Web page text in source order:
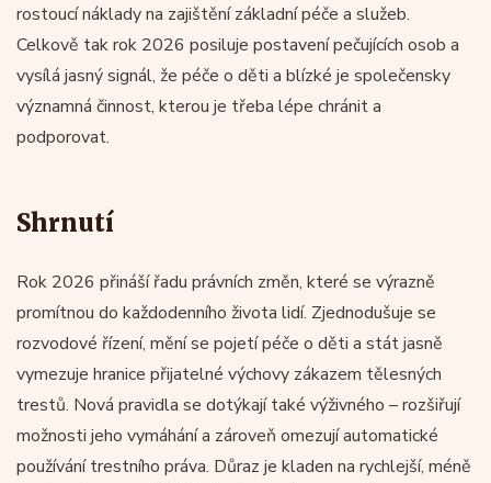
rostoucí náklady na zajištění základní péče a služeb.
Celkově tak rok 2026 posiluje postavení pečujících osob a
vysílá jasný signál, že péče o děti a blízké je společensky
významná činnost, kterou je třeba lépe chránit a
podporovat.
Shrnutí
Rok 2026 přináší řadu právních změn, které se výrazně
promítnou do každodenního života lidí. Zjednodušuje se
rozvodové řízení, mění se pojetí péče o děti a stát jasně
vymezuje hranice přijatelné výchovy zákazem tělesných
trestů. Nová pravidla se dotýkají také výživného – rozšiřují
možnosti jeho vymáhání a zároveň omezují automatické
používání trestního práva. Důraz je kladen na rychlejší, méně